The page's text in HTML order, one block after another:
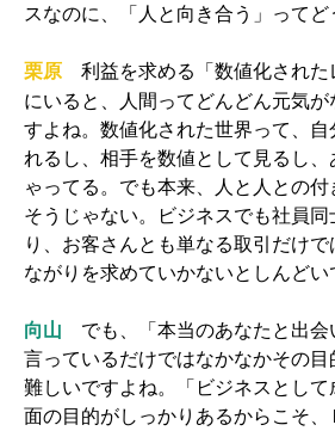
スなのに、「人と向き合う」ってど
栗原 利益を求める「数値化された
にいると、人間ってどんどん元気
すよね。数値化された世界って、
れるし、相手を数値として見るし
ゃってる。でも本来、人と人との
そうじゃない。ビジネスでも社員
り、お客さんとも単なる取引だけ
ながりを求めていかないとしんどい
向山 でも、「本当のあなたと出会
言っているだけではなかなかその
難しいですよね。「ビジネスとして
面の目的がしっかりあるからこそ